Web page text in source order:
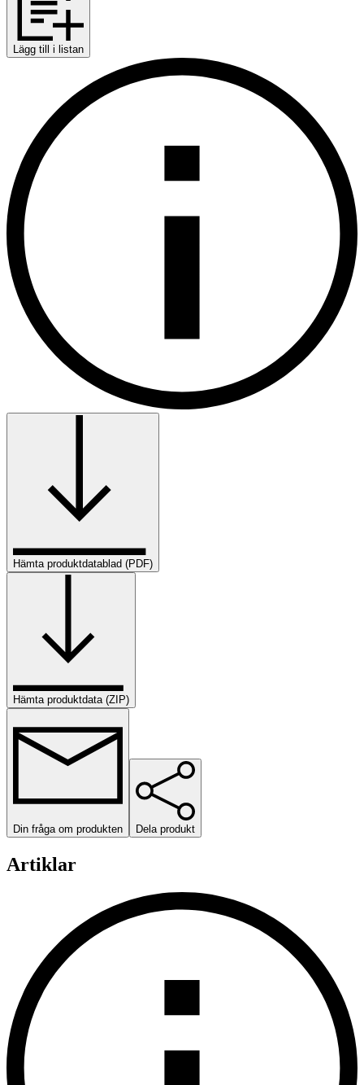
Lägg till i listan
Hämta produktdatablad (PDF)
Hämta produktdata (ZIP)
Din fråga om produkten Dela produkt
Artiklar